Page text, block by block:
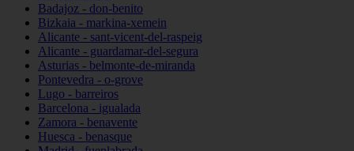
Badajoz - don-benito
Bizkaia - markina-xemein
Alicante - sant-vicent-del-raspeig
Alicante - guardamar-del-segura
Asturias - belmonte-de-miranda
Pontevedra - o-grove
Lugo - barreiros
Barcelona - igualada
Zamora - benavente
Huesca - benasque